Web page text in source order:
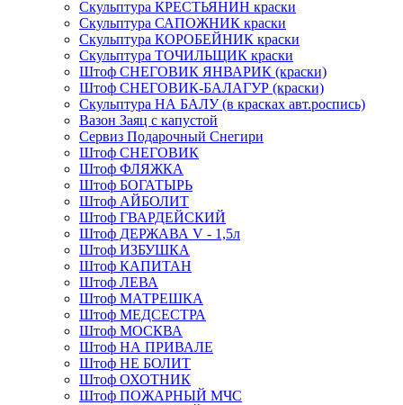
Скульптура КРЕСТЬЯНИН краски
Скульптура САПОЖНИК краски
Скульптура КОРОБЕЙНИК краски
Скульптура ТОЧИЛЬЩИК краски
Штоф СНЕГОВИК ЯНВАРИК (краски)
Штоф СНЕГОВИК-БАЛАГУР (краски)
Скульптура НА БАЛУ (в красках авт.роспись)
Вазон Заяц с капустой
Сервиз Подарочный Снегири
Штоф СНЕГОВИК
Штоф ФЛЯЖКА
Штоф БОГАТЫРЬ
Штоф АЙБОЛИТ
Штоф ГВАРДЕЙСКИЙ
Штоф ДЕРЖАВА V - 1,5л
Штоф ИЗБУШКА
Штоф КАПИТАН
Штоф ЛЕВА
Штоф МАТРЕШКА
Штоф МЕДСЕСТРА
Штоф МОСКВА
Штоф НА ПРИВАЛЕ
Штоф НЕ БОЛИТ
Штоф ОХОТНИК
Штоф ПОЖАРНЫЙ МЧС